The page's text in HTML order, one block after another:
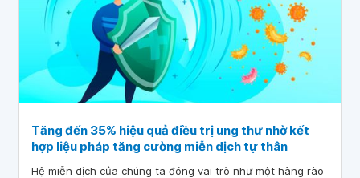
Tăng đến 35% hiệu quả điều trị ung thư nhờ kết
hợp liệu pháp tăng cường miễn dịch tự thân
Hệ miễn dịch của chúng ta đóng vai trò như một hàng rào